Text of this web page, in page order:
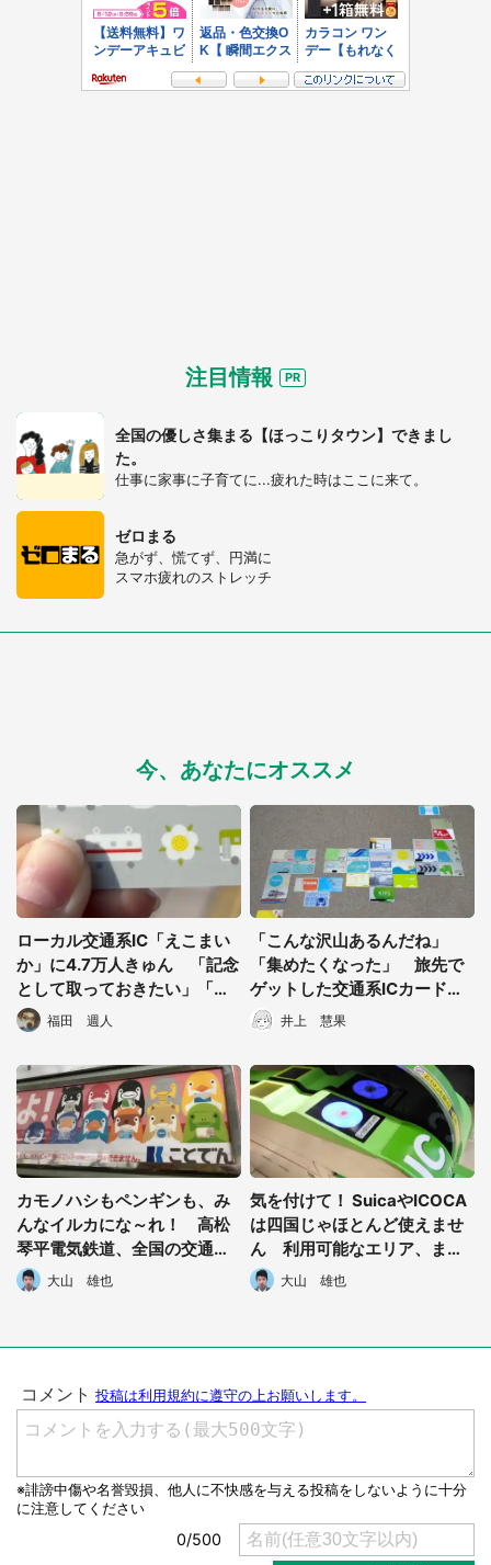
都道府選択
選択する
注目情報
全国の優しさ集まる【ほっこりタウン】できまし
た。
仕事に家事に子育てに...疲れた時はここに来て。
ゼロまる
急がず、慌てず、円満に
スマホ疲れのストレッチ
今、あなたにオススメ
ローカル交通系IC「えこまい
か」に4.7万人きゅん 「記念
として取っておきたい」「富
山行った時作ろうかな」
福田 週人
「こんな沢山あるんだね」
「集めたくなった」 旅先で
ゲットした交通系ICカードで
作った日本地図に反響
井上 慧果
カモノハシもペンギンも、み
んなイルカにな～れ！ 高松
琴平電気鉄道、全国の交通系I
Cカードキャラを変身させて
しまう
大山 雄也
気を付けて！ SuicaやICOCA
は四国じゃほとんど使えませ
ん 利用可能なエリア、まと
めてみました
大山 雄也